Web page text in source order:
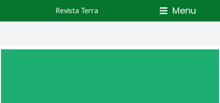
Revista Terra Menu